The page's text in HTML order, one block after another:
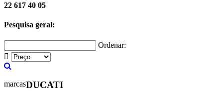
22 617 40 05
Pesquisa geral:
Ordenar:
marcasDUCATI